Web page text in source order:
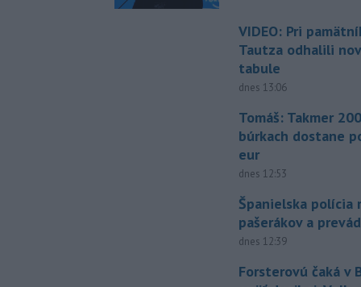
VIDEO: Pri
Tautza odhalili
tabule
dnes 13:06
Tomáš: Takmer
búrkach dostane
eur
dnes 12:53
Španielska polícia
pašerákov a
dnes 12:39
Forsterovú čaká v